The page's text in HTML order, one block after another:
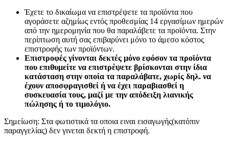
Έχετε το δικαίωμα να επιστρέψετε τα προϊόντα που
αγοράσετε αζημίως εντός προθεσμίας 14 εργασίμων ημερών
από την ημερομηνία που θα παραλάβετε τα προϊόντα. Στην
περίπτωση αυτή σας επιβαρύνει μόνο το άμεσο κόστος
επιστροφής των προϊόντων.
Επιστροφές γίνονται δεκτές μόνο εφόσον τα προϊόντα
που επιθυμείτε να επιστρέψετε βρίσκονται στην ίδια
κατάσταση στην οποία τα παραλάβατε, χωρίς δηλ. να
έχουν αποσφραγισθεί ή να έχει παραβιασθεί η
συσκευασία τους, μαζί με την απόδειξη λιανικής
πώλησης ή το τιμολόγιο.
Σημείωση: Στα φωτιστικά τα οποια ειναι εισαγωγής(κατόπιν
παραγγελίας) δεν γινεται δεκτή η επιστροφή.